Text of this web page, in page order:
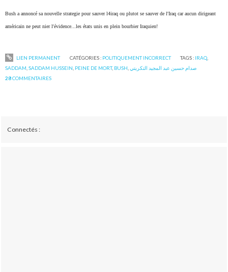
Bush a annoncé sa nouvelle strategie pour sauver l4iraq ou plutot se sauver de l'Iraq car aucun dirigeant
américain ne peut nier l'évidence...les états unis en plein bourbier Iraquien!
LIEN PERMANENT CATÉGORIES : POLITIQUEMENT INCORRECT TAGS : IRAQ,
SADDAM ,SADDAM HUSSEIN PEINE DE MORT, BUSH ,صدام حسين عبد المجيد التكريتي
28COMMENTAIRES
Connectés :